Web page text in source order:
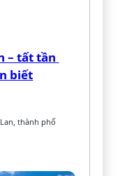
– tất tần
biết
thành phố